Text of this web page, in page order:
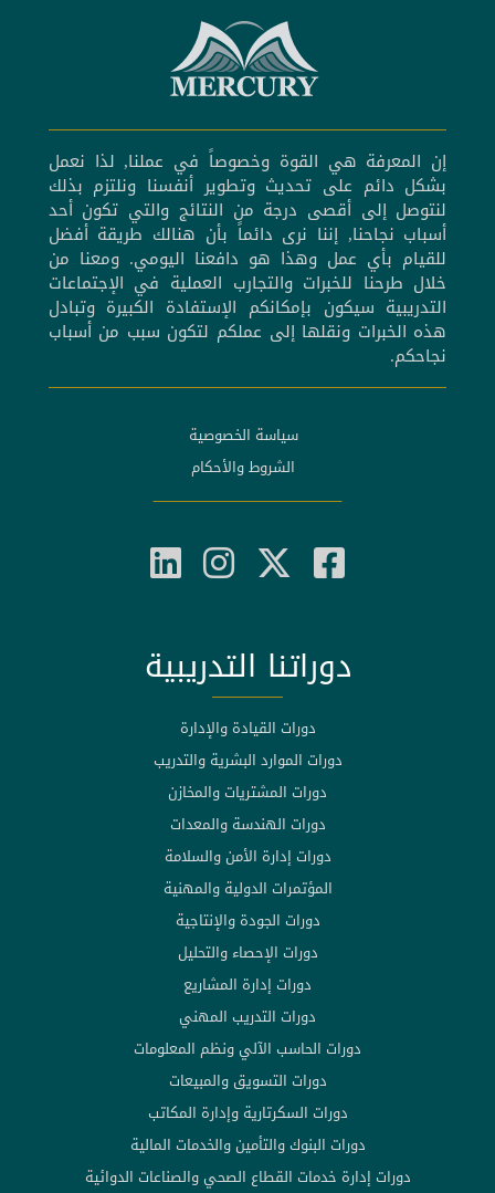
إن المعرفة هي القوة وخصوصاً في عملنا, لذا نعمل
بشكل دائم على تحديث وتطوير أنفسنا ونلتزم بذلك
لنتوصل إلى أقصى درجة من النتائج والتي تكون أحد
أسباب نجاحنا, إننا نرى دائماً بأن هنالك طريقة أفضل
للقيام بأي عمل وهذا هو دافعنا اليومي. ومعنا من
خلال طرحنا للخبرات والتجارب العملية في الإجتماعات
التدريبية سيكون بإمكانكم الإستفادة الكبيرة وتبادل
هذه الخبرات ونقلها إلى عملكم لتكون سبب من أسباب
نجاحكم.
سياسة الخصوصية
الشروط والأحكام
دوراتنا التدريبية
دورات القيادة والإدارة
دورات الموارد البشرية والتدريب
دورات المشتريات والمخازن
دورات الهندسة والمعدات
دورات إدارة الأمن والسلامة
المؤتمرات الدولية والمهنية
دورات الجودة والإنتاجية
دورات الإحصاء والتحليل
دورات إدارة المشاريع
دورات التدريب المهني
دورات الحاسب الآلي ونظم المعلومات
دورات التسويق والمبيعات
دورات السكرتارية وإدارة المكاتب
دورات البنوك والتأمين والخدمات المالية
دورات إدارة خدمات القطاع الصحي والصناعات الدوائية